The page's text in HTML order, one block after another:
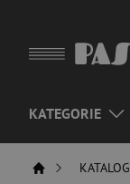
KATEGORIE
KATALOG